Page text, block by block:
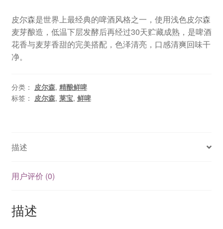
皮尔森是世界上最经典的啤酒风格之一，使用浅色皮尔森
麦芽酿造，低温下层发酵后再经过30天贮藏成熟，是啤酒
花香与麦芽香甜的完美搭配，色泽清亮，口感清爽回味干
净。
分类： 皮尔森, 精酿鲜啤
标签： 皮尔森, 莱宝, 鲜啤
描述
用户评价 (0)
描述